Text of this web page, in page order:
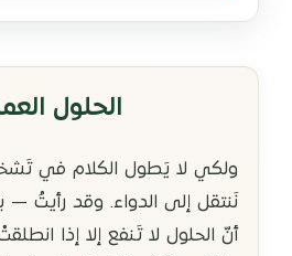
الحلول
ولكي لا يَطول الكلام في
نَنتقل إلى الدواء. وقد رأيتُ
أنّ الحلول لا تَنفع إلا إذا